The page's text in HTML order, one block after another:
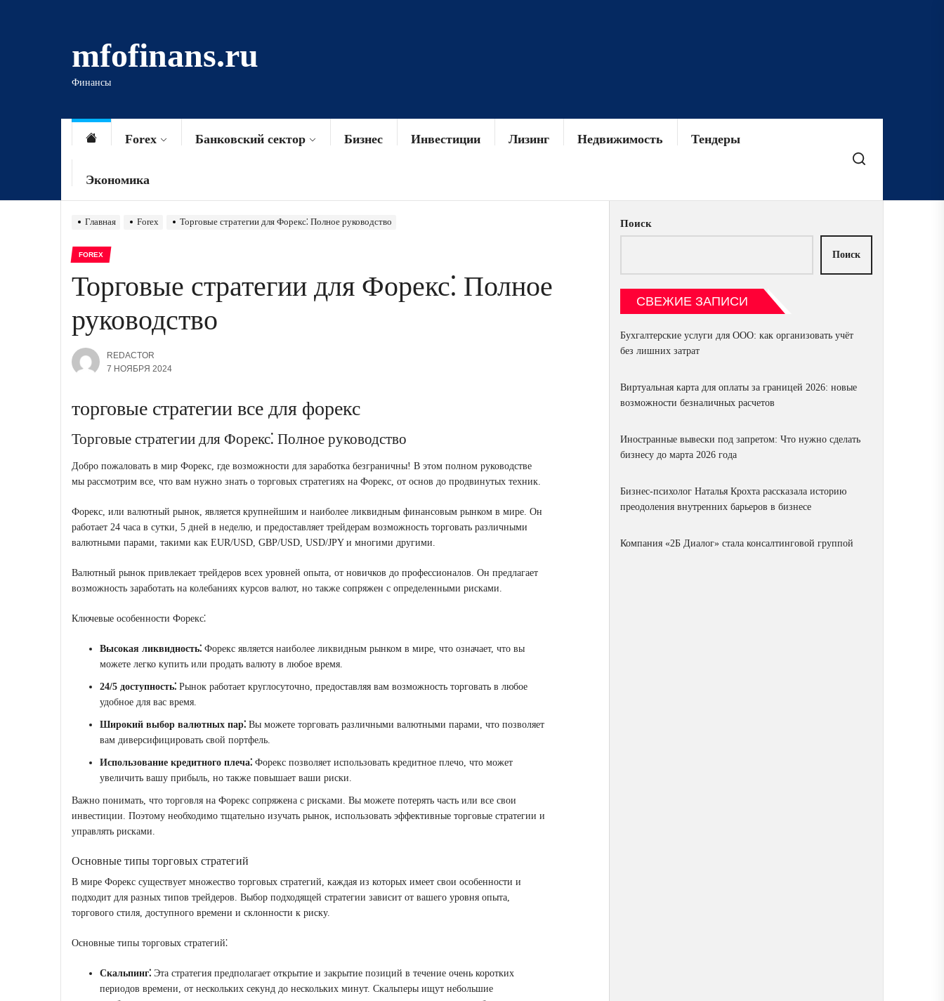
mfofinans.ru
Финансы
Forex Банковский сектор Бизнес Инвестиции Лизинг Недвижимость Тендеры
Экономика
Главная Forex Торговые стратегии для Форекс⁚ Полное руководство
FOREX
Торговые стратегии для Форекс⁚ Полное
руководство
REDACTOR
7 НОЯБРЯ 2024
торговые стратегии все для форекс
Торговые стратегии для Форекс⁚ Полное руководство
Добро пожаловать в мир Форекс, где возможности для заработка безграничны! В этом полном руководстве
мы рассмотрим все, что вам нужно знать о торговых стратегиях на Форекс, от основ до продвинутых техник.
Форекс, или валютный рынок, является крупнейшим и наиболее ликвидным финансовым рынком в мире. Он
работает 24 часа в сутки, 5 дней в неделю, и предоставляет трейдерам возможность торговать различными
валютными парами, такими как EUR/USD, GBP/USD, USD/JPY и многими другими.
Валютный рынок привлекает трейдеров всех уровней опыта, от новичков до профессионалов. Он предлагает
возможность заработать на колебаниях курсов валют, но также сопряжен с определенными рисками.
Ключевые особенности Форекс⁚
Высокая ликвидность⁚ Форекс является наиболее ликвидным рынком в мире, что означает, что вы
можете легко купить или продать валюту в любое время.
24/5 доступность⁚ Рынок работает круглосуточно, предоставляя вам возможность торговать в любое
удобное для вас время.
Широкий выбор валютных пар⁚ Вы можете торговать различными валютными парами, что позволяет
вам диверсифицировать свой портфель.
Использование кредитного плеча⁚ Форекс позволяет использовать кредитное плечо, что может
увеличить вашу прибыль, но также повышает ваши риски.
Важно понимать, что торговля на Форекс сопряжена с рисками. Вы можете потерять часть или все свои
инвестиции. Поэтому необходимо тщательно изучать рынок, использовать эффективные торговые стратегии и
управлять рисками.
Основные типы торговых стратегий
В мире Форекс существует множество торговых стратегий, каждая из которых имеет свои особенности и
подходит для разных типов трейдеров. Выбор подходящей стратегии зависит от вашего уровня опыта,
торгового стиля, доступного времени и склонности к риску.
Основные типы торговых стратегий⁚
Скальпинг⁚ Эта стратегия предполагает открытие и закрытие позиций в течение очень коротких
периодов времени, от нескольких секунд до нескольких минут. Скальперы ищут небольшие
Поиск
Поиск
СВЕЖИЕ ЗАПИСИ
Бухгалтерские услуги для ООО: как организовать учёт
без лишних затрат
Виртуальная карта для оплаты за границей 2026: новые
возможности безналичных расчетов
Иностранные вывески под запретом: Что нужно сделать
бизнесу до марта 2026 года
Бизнес-психолог Наталья Крохта рассказала историю
преодоления внутренних барьеров в бизнесе
Компания «2Б Диалог» стала консалтинговой группой